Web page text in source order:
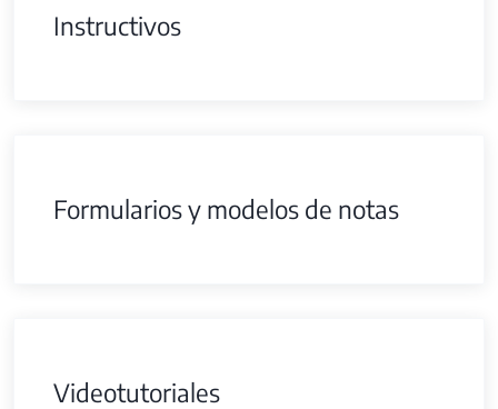
Instructivos
Formularios y modelos de notas
Videotutoriales